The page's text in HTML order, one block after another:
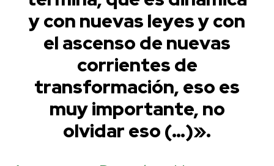
y con nuevas leyes y con
el ascenso de nuevas
corrientes de
transformación, eso es
muy importante, no
olvidar eso (…)».